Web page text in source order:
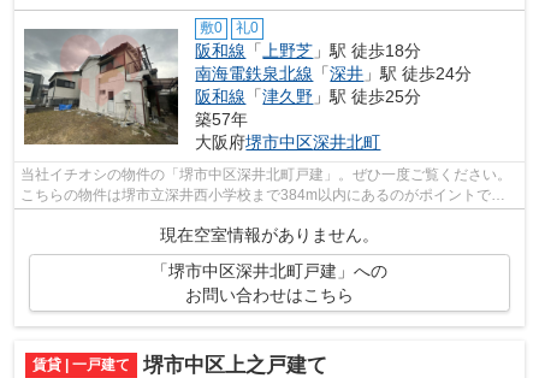
敷0 礼0
阪和線 「上野芝 」駅 徒歩18分
南海電鉄泉北線 「深井 」駅 徒歩24分
阪和線 「津久野 」駅 徒歩25分
築57年
大阪府堺市中区深井北町
当社イチオシの物件の「堺市中区深井北町戸建」。ぜひ一度ご覧ください。
こちらの物件は堺市立深井西小学校まで384m以内にあるのがポイントで
現在空室情報がありません。
「堺市中区深井北町戸建」への
お問い合わせはこちら
賃貸 | 一戸建て 堺市中区上之戸建て